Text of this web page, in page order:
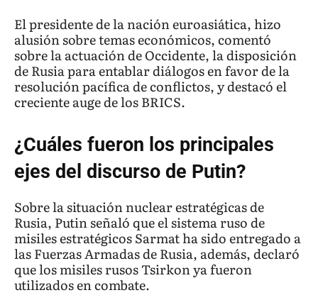
El presidente de la nación euroasiática, hizo
alusión sobre temas económicos, comentó
sobre la actuación de Occidente, la disposición
de Rusia para entablar diálogos en favor de la
resolución pacífica de conflictos, y destacó el
creciente auge de los BRICS.
¿Cuáles fueron los principales
ejes del discurso de Putin?
Sobre la situación nuclear estratégicas de
Rusia, Putin señaló que el sistema ruso de
misiles estratégicos Sarmat ha sido entregado a
las Fuerzas Armadas de Rusia, además, declaró
que los misiles rusos Tsirkon ya fueron
utilizados en combate.